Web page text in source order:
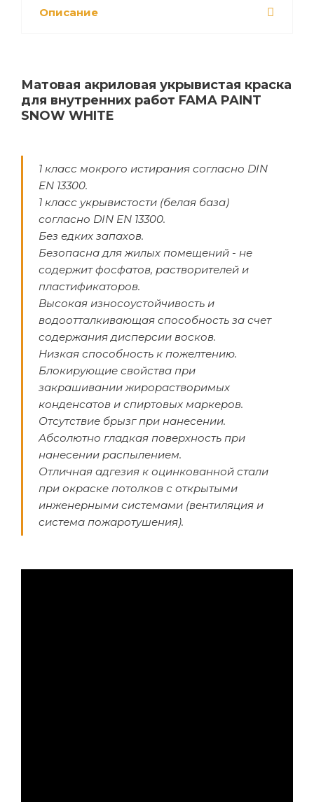
Описание
Матовая акриловая укрывистая краска
для внутренних работ FAMA PAINT
SNOW WHITE
1 класс мокрого истирания согласно DIN
EN 13300.
1 класс укрывистости (белая база)
согласно DIN EN 13300.
Без едких запахов.
Безопасна для жилых помещений - не
содержит фосфатов, растворителей и
пластификаторов.
Высокая износоустойчивость и
водоотталкивающая способность за счет
содержания дисперсии восков.
Низкая способность к пожелтению.
Блокирующие свойства при
закрашивании жирорастворимых
конденсатов и спиртовых маркеров.
Отсутствие брызг при нанесении.
Абсолютно гладкая поверхность при
нанесении распылением.
Отличная адгезия к оцинкованной стали
при окраске потолков с открытыми
инженерными системами (вентиляция и
система пожаротушения).